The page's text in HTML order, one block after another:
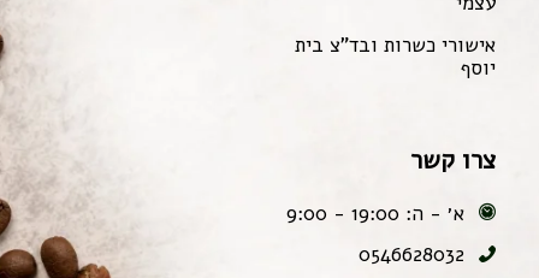
אישורי כשרות ובד"צ בית
יוסף
צרו קשר
א׳ - ה: 19:00 - 9:00
0546628032